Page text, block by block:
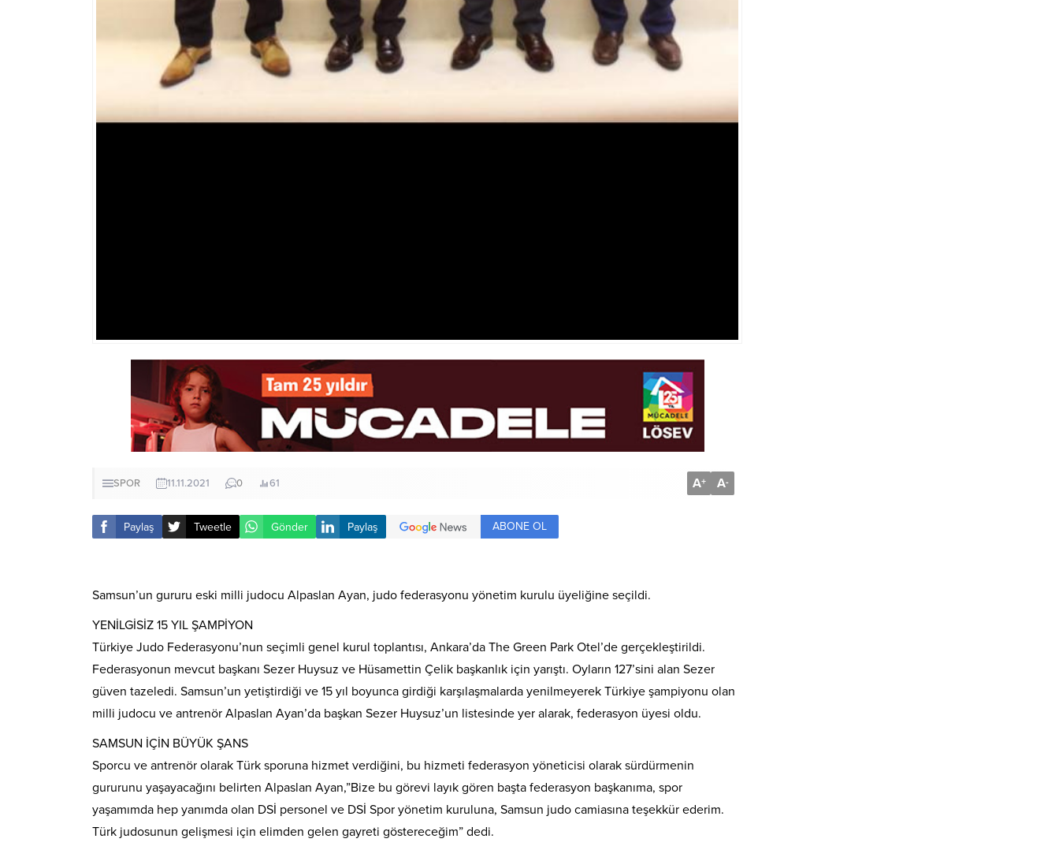
SPOR 11.11.2021 0 61 A+ A-
Paylaş Tweetle Gönder Paylaş ABONE OL
Samsun’un gururu eski milli judocu Alpaslan Ayan, judo federasyonu yönetim kurulu üyeliğine seçildi.
YENİLGİSİZ 15 YIL ŞAMPİYON
Türkiye Judo Federasyonu’nun seçimli genel kurul toplantısı, Ankara’da The Green Park Otel’de gerçekleştirildi.
Federasyonun mevcut başkanı Sezer Huysuz ve Hüsamettin Çelik başkanlık için yarıştı. Oyların 127’sini alan Sezer
güven tazeledi. Samsun’un yetiştirdiği ve 15 yıl boyunca girdiği karşılaşmalarda yenilmeyerek Türkiye şampiyonu olan
milli judocu ve antrenör Alpaslan Ayan’da başkan Sezer Huysuz’un listesinde yer alarak, federasyon üyesi oldu.
SAMSUN İÇİN BÜYÜK ŞANS
Sporcu ve antrenör olarak Türk sporuna hizmet verdiğini, bu hizmeti federasyon yöneticisi olarak sürdürmenin
gururunu yaşayacağını belirten Alpaslan Ayan,”Bize bu görevi layık gören başta federasyon başkanıma, spor
yaşamımda hep yanımda olan DSİ personel ve DSİ Spor yönetim kuruluna, Samsun judo camiasına teşekkür ederim.
Türk judosunun gelişmesi için elimden gelen gayreti göstereceğim” dedi.